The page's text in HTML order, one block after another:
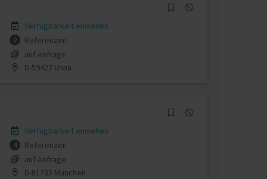
Verfügbarkeit einsehen
2
Referenzen
auf Anfrage
D-59427 Unna
Verfügbarkeit einsehen
4
Referenzen
auf Anfrage
D-81735 München